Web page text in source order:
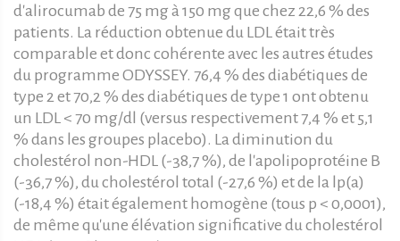
d'alirocumab de 75 mg à 150 mg que chez 22,6 % des
patients. La réduction obtenue du LDL était très
comparable et donc cohérente avec les autres études
du programme ODYSSEY. 76,4 % des diabétiques de
type 2 et 70,2 % des diabétiques de type 1 ont obtenu
un LDL < 70 mg/dl (versus respectivement 7,4 % et 5,1
% dans les groupes placebo). La diminution du
cholestérol non-HDL (-38,7 %), de l'apolipoprotéine B
(-36,7 %), du cholestérol total (-27,6 %) et de la lp(a)
(-18,4 %) était également homogène (tous p < 0,0001),
de même qu'une élévation significative du cholestérol